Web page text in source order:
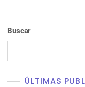
Buscar
ÚLTIMAS